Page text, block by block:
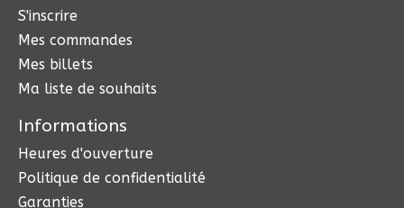
S'inscrire
Mes commandes
Mes billets
Ma liste de souhaits
Informations
Heures d'ouverture
Politique de confidentialité
Garanties